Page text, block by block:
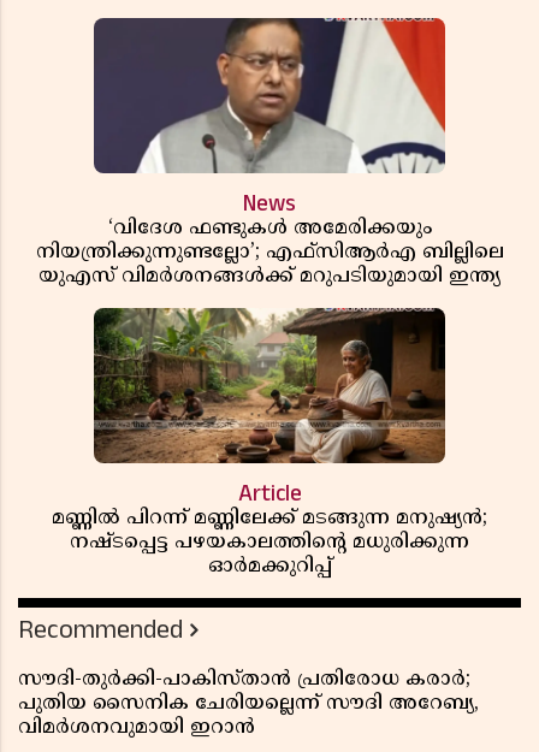
News
‘വിദേശ ഫണ്ടുകൾ അമേരിക്കയും
നിയന്ത്രിക്കുന്നുണ്ടല്ലോ’; എഫ്സിആർഎ ബില്ലിലെ
യുഎസ് വിമർശനങ്ങൾക്ക് മറുപടിയുമായി ഇന്ത്യ
Article
മണ്ണിൽ പിറന്ന് മണ്ണിലേക്ക് മടങ്ങുന്ന മനുഷ്യൻ;
നഷ്ടപ്പെട്ട പഴയകാലത്തിൻ്റെ മധുരിക്കുന്ന
ഓർമക്കുറിപ്പ്
Recommended
സൗദി-തുർക്കി-പാകിസ്താൻ പ്രതിരോധ കരാർ;
പുതിയ സൈനിക ചേരിയല്ലെന്ന് സൗദി അറേബ്യ,
വിമർശനവുമായി ഇറാൻ